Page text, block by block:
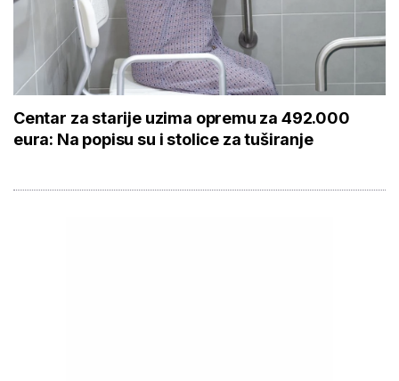
Centar za starije uzima opremu za 492.000
eura: Na popisu su i stolice za tuširanje